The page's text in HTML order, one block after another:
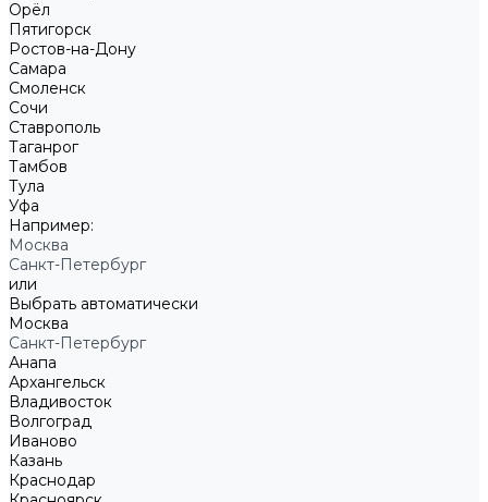
Орёл
Пятигорск
Ростов-на-Дону
Самара
Смоленск
Сочи
Ставрополь
Таганрог
Тамбов
Тула
Уфа
Например:
Москва
Санкт-Петербург
или
Выбрать автоматически
Москва
Санкт-Петербург
Анапа
Архангельск
Владивосток
Волгоград
Иваново
Казань
Краснодар